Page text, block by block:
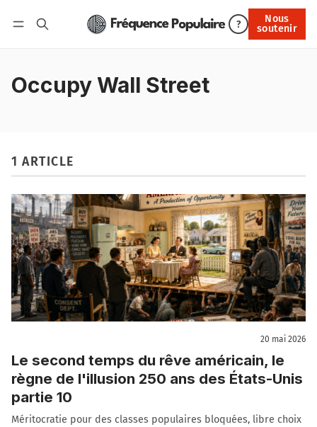
?
Nous
soutenir
Nous soutenir
Occupy Wall Street
1 ARTICLE
20 mai 2026
Le second temps du rêve américain, le
règne de l'illusion 250 ans des États-Unis
partie 10
Méritocratie pour des classes populaires bloquées, libre choix